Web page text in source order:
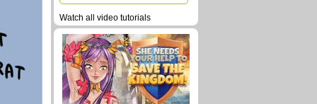
Watch all video tutorials